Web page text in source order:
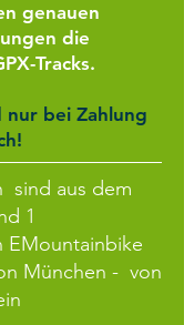
genauen
die
Tracks.
bei Zahlung
sind aus dem
1
EMountainbike
München - von